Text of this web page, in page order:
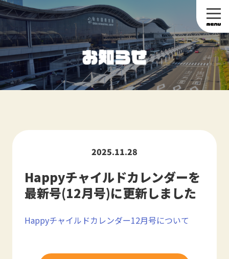
2025.11.28
Happyチャイルドカレンダーを
最新号(12月号)に更新しました
Happyチャイルドカレンダー12月号について